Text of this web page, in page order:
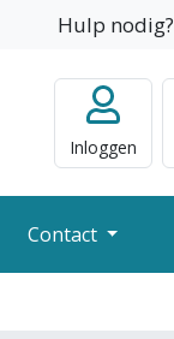
Hulp nodig?
Inloggen
Contact